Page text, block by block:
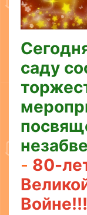
саду
- 80-
Войне!!!